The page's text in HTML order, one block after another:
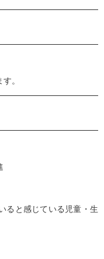
。
ると感じている児童・生